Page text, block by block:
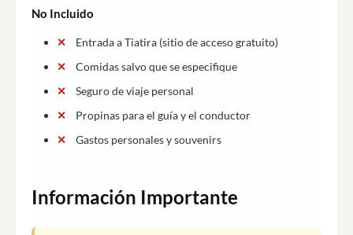
No Incluido
Entrada a Tiatira (sitio de acceso gratuito)
Comidas salvo que se especifique
Seguro de viaje personal
Propinas para el guía y el conductor
Gastos personales y souvenirs
Información Importante